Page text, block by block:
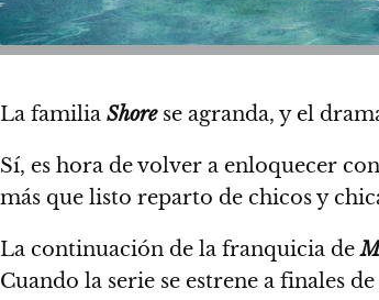
La familia Shorese agranda, y el
Sí, es hora de volver a enloquecer
más que listo reparto de chicos y
La continuación de la franquicia de
Cuando la serie se estrene a finales